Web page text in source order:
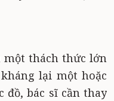
thách thức lớn
lại một hoặc
bác sĩ cần thay